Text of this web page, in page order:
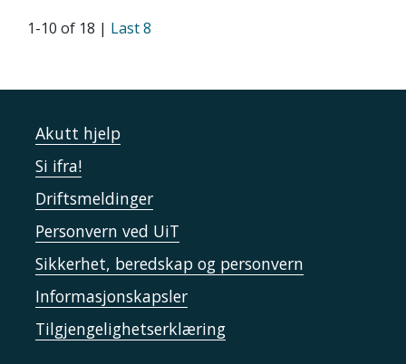
1-10 of 18 | Last 8
Akutt hjelp
Si ifra!
Driftsmeldinger
Personvern ved UiT
Sikkerhet, beredskap og personvern
Informasjonskapsler
Tilgjengelighetserklæring